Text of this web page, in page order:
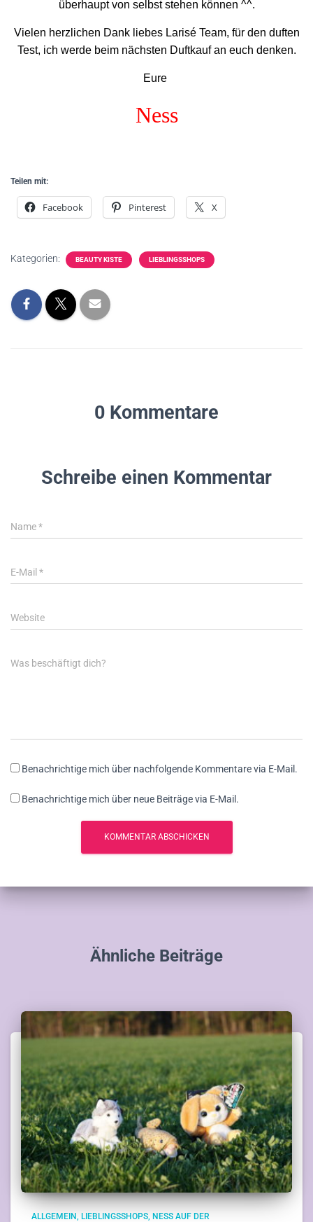
überhaupt von selbst stehen können ^^.
Vielen herzlichen Dank liebes Larisé Team, für den duften
Test, ich werde beim nächsten Duftkauf an euch denken.
Eure
Ness
Teilen mit:
Facebook Pinterest X
Kategorien: BEAUTY KISTE LIEBLINGSSHOPS
0 Kommentare
Schreibe einen Kommentar
Name*
E-Mail *
Website
Was beschäftigt dich?
Benachrichtige mich über nachfolgende Kommentare via E-Mail.
Benachrichtige mich über neue Beiträge via E-Mail.
Ähnliche Beiträge
ALLGEMEIN LIEBLINGSSHOPS NESS AUF DER